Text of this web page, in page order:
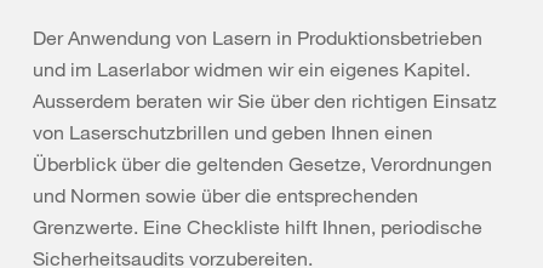
Der Anwendung von Lasern in Produktionsbetrieben
und im Laserlabor widmen wir ein eigenes Kapitel.
Ausserdem beraten wir Sie über den richtigen Einsatz
von Laserschutzbrillen und geben Ihnen einen
Überblick über die geltenden Gesetze, Verordnungen
und Normen sowie über die entsprechenden
Grenzwerte. Eine Checkliste hilft Ihnen, periodische
Sicherheitsaudits vorzubereiten.